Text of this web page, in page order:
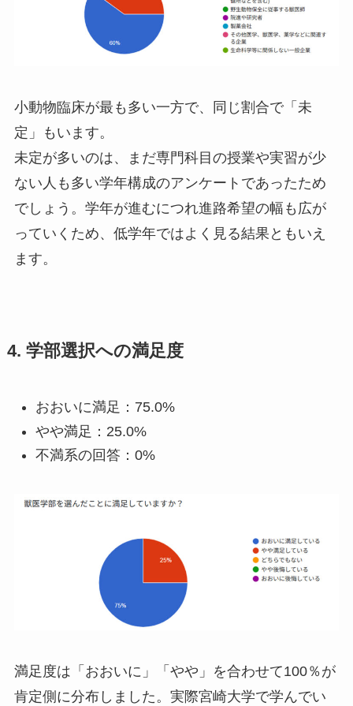
小動物臨床が最も多い一方で、同じ割合で「未
定」もいます。
未定が多いのは、まだ専門科目の授業や実習が少
ない人も多い学年構成のアンケートであったため
でしょう。学年が進むにつれ進路希望の幅も広が
っていくため、低学年ではよく見る結果ともいえ
ます。
4. 学部選択への満足度
おおいに満足：75.0%
やや満足：25.0%
不満系の回答：0%
満足度は「おおいに」「やや」を合わせて100％が
肯定側に分布しました。実際宮崎大学で学んでい